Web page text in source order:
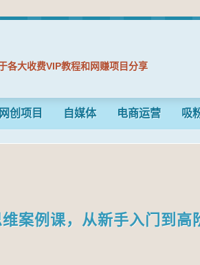
各大收费VIP教程和网赚项目分享
网创项目 自媒体 电商运营 吸
案例课，从新手入门到高